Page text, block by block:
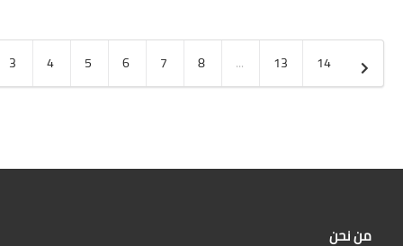
3 4 5 6 7 8 ... 13 14
من نحن